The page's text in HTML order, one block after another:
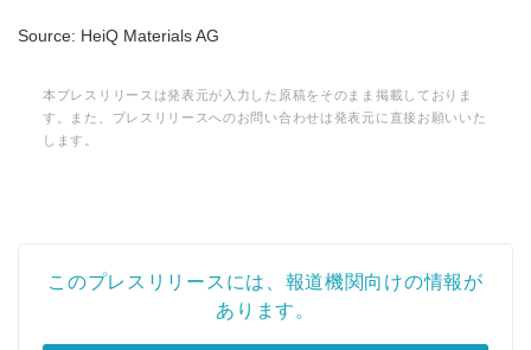
Source: HeiQ Materials AG
本プレスリリースは発表元が入力した原稿をそのまま掲載しておりま
す。また、プレスリリースへのお問い合わせは発表元に直接お願いいた
します。
このプレスリリースには、報道機関向けの情報が
あります。